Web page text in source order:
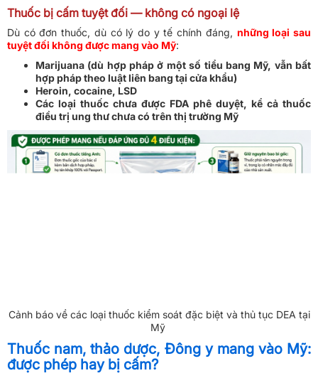
Thuốc bị cấm tuyệt đối — không có ngoại lệ
Dù có đơn thuốc, dù có lý do y tế chính đáng, những loại sau
tuyệt đối không được mang vào Mỹ:
Marijuana (dù hợp pháp ở một số tiểu bang Mỹ, vẫn bất
hợp pháp theo luật liên bang tại cửa khẩu)
Heroin, cocaine, LSD
Các loại thuốc chưa được FDA phê duyệt, kể cả thuốc
điều trị ung thư chưa có trên thị trường Mỹ
Cảnh báo về các loại thuốc kiểm soát đặc biệt và thủ tục DEA tại
Mỹ
Thuốc nam, thảo dược, Đông y mang vào Mỹ:
được phép hay bị cấm?